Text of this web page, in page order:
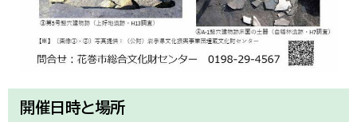
開催日時と場所